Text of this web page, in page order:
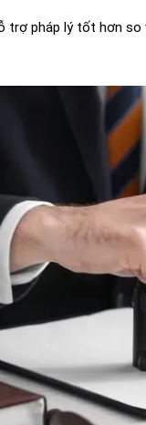
trợ pháp lý tốt hơn